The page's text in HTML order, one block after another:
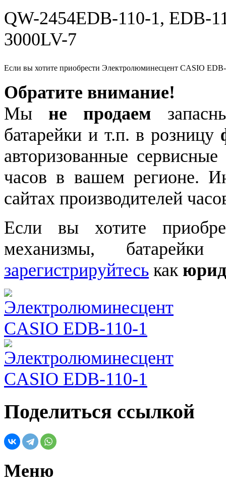
QW-2454EDB-110-1, EDB-
3000LV-7
Если вы хотите приобрести Электролюминесцент CASIO
Обратите внимание!
Мы не продаем
батарейки и т.п. в розницу
авторизованные
часов в вашем регионе.
сайтах производителей
Если вы хотите
механизмы,
зарегистрируйтесь как
Поделиться ссылкой
Меню